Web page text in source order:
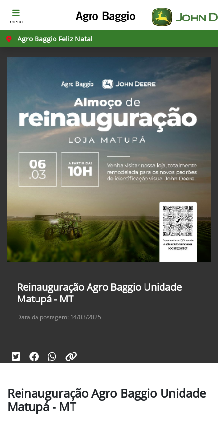
menu
Agro Baggio Feliz Natal
Reinauguração Agro Baggio Unidade
Matupá - MT
Data da postagem: 14/03/2025
Reinauguração Agro Baggio Unidade
Matupá - MT